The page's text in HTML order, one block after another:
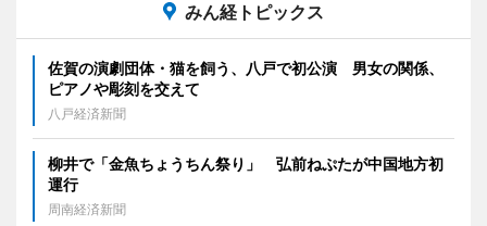
みん経トピックス
佐賀の演劇団体・猫を飼う、八戸で初公演 男女の関係、
ピアノや彫刻を交えて
八戸経済新聞
柳井で「金魚ちょうちん祭り」 弘前ねぷたが中国地方初
運行
周南経済新聞